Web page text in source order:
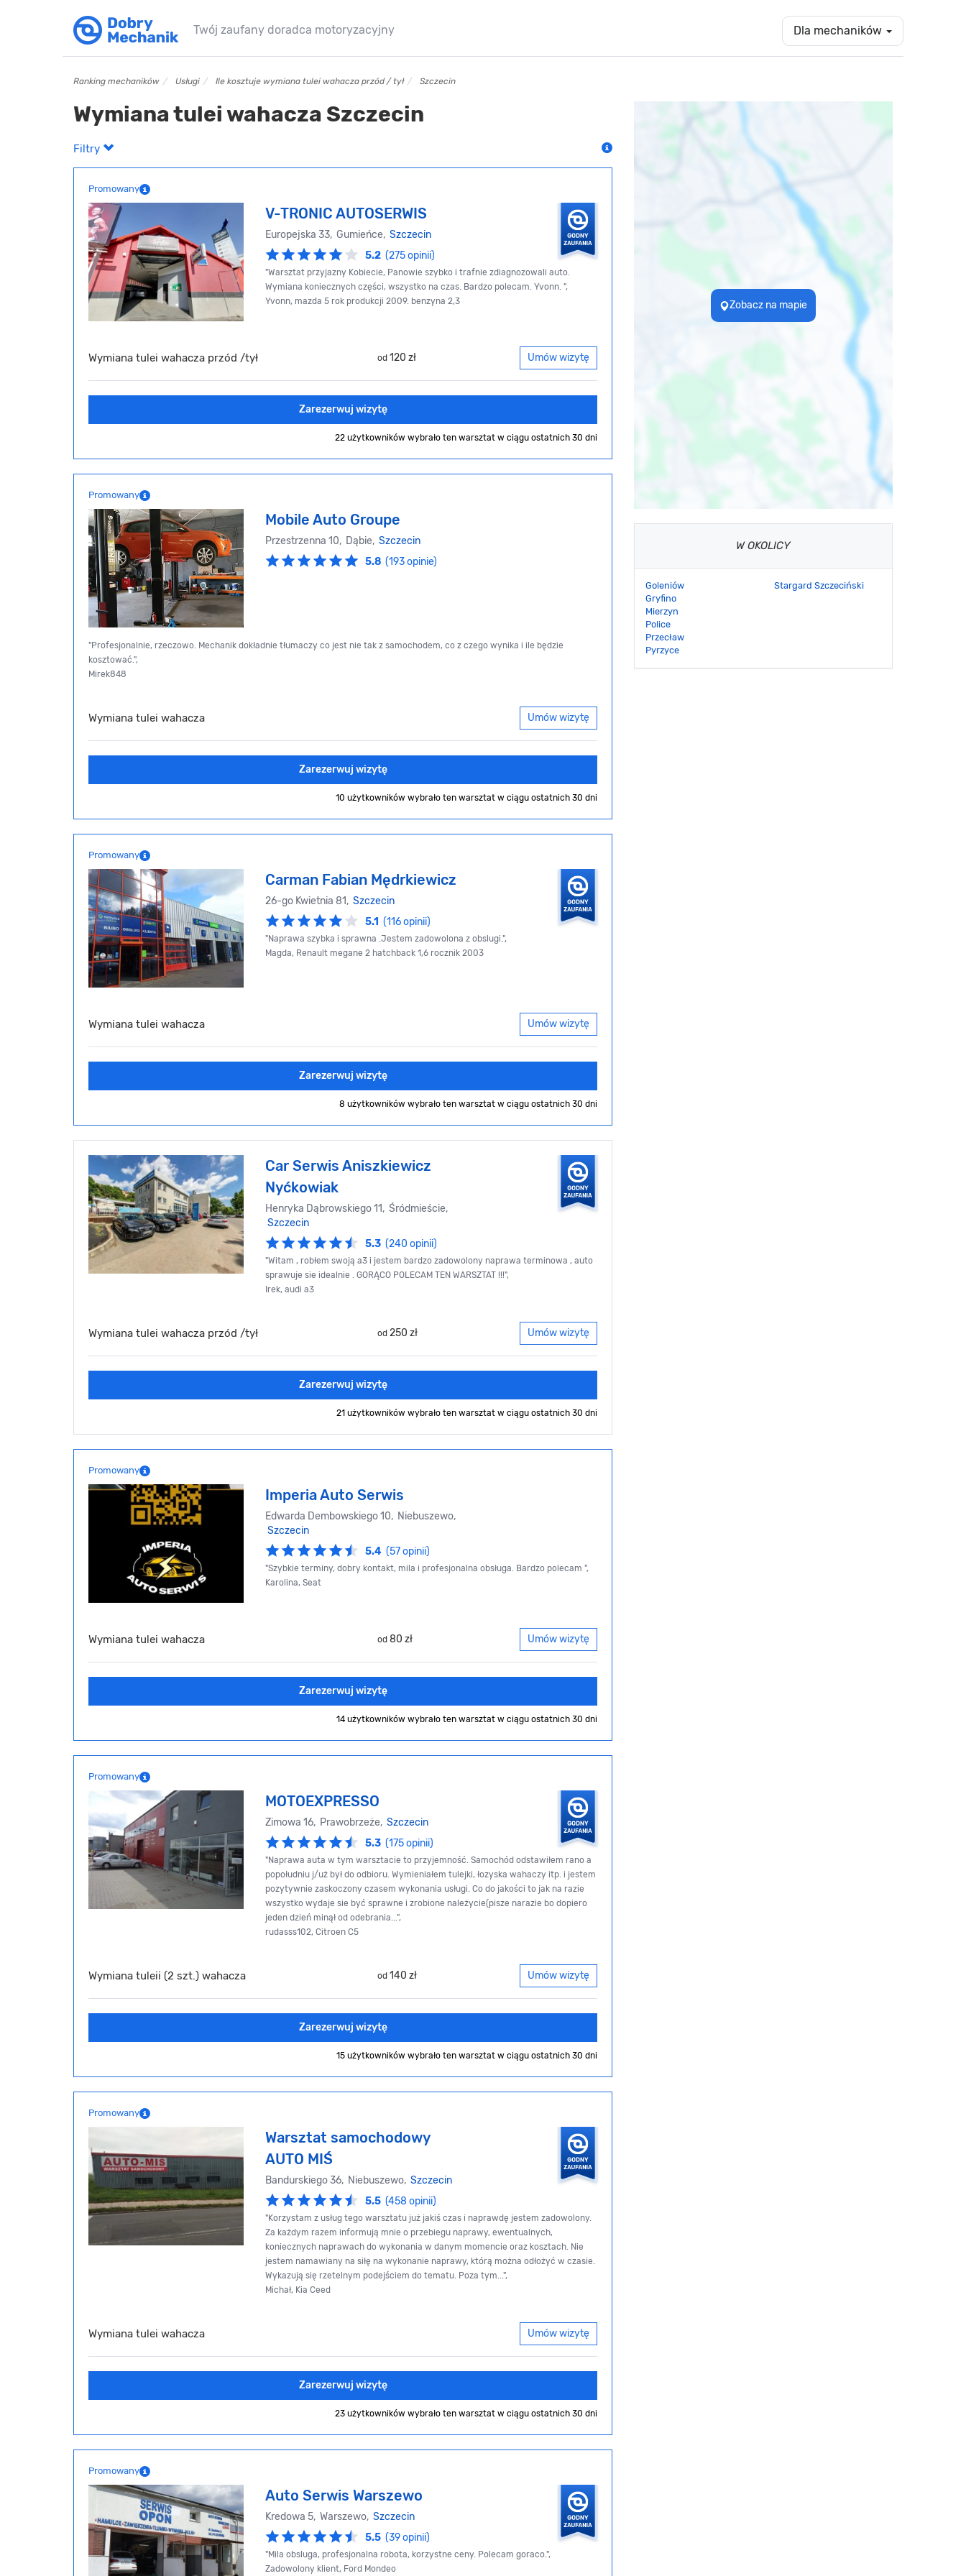
Twój zaufany doradca motoryzacyjny Dla mechaników
Ranking mechaników Usługi Ile kosztuje wymiana tulei wahacza przód / tył Szczecin
Wymiana tulei wahacza Szczecin
Filtry
Promowany
V-TRONIC AUTOSERWIS
Europejska 33, Gumieńce, Szczecin
5.2 (275 opinii)
"Warsztat przyjazny Kobiecie, Panowie szybko i trafnie zdiagnozowali auto.
Wymiana koniecznych części, wszystko na czas. Bardzo polecam. Yvonn. ",
Yvonn, mazda 5 rok produkcji 2009. benzyna 2,3
Wymiana tulei wahacza przód /tył od 120 zł Umów wizytę
Zarezerwuj wizytę
22 użytkowników wybrało ten warsztat w ciągu ostatnich 30 dni
Promowany
Mobile Auto Groupe
Przestrzenna 10, Dąbie, Szczecin
5.8 (193 opinie)
"Profesjonalnie, rzeczowo. Mechanik dokładnie tłumaczy co jest nie tak z samochodem, co z czego wynika i ile będzie
kosztować.",
Mirek848
Wymiana tulei wahacza Umów wizytę
Zarezerwuj wizytę
10 użytkowników wybrało ten warsztat w ciągu ostatnich 30 dni
Promowany
Carman Fabian Mędrkiewicz
26-go Kwietnia 81, Szczecin
5.1 (116 opinii)
"Naprawa szybka i sprawna .Jestem zadowolona z obslugi.",
Magda, Renault megane 2 hatchback 1,6 rocznik 2003
Wymiana tulei wahacza Umów wizytę
Zarezerwuj wizytę
8 użytkowników wybrało ten warsztat w ciągu ostatnich 30 dni
Car Serwis Aniszkiewicz
Nyćkowiak
Henryka Dąbrowskiego 11, Śródmieście,
Szczecin
5.3 (240 opinii)
"Witam , robłem swoją a3 i jestem bardzo zadowolony naprawa terminowa , auto
sprawuje sie idealnie . GORĄCO POLECAM TEN WARSZTAT !!!",
Irek, audi a3
Wymiana tulei wahacza przód /tył od 250 zł Umów wizytę
Zarezerwuj wizytę
21 użytkowników wybrało ten warsztat w ciągu ostatnich 30 dni
Promowany
Imperia Auto Serwis
Edwarda Dembowskiego 10, Niebuszewo,
Szczecin
5.4 (57 opinii)
"Szybkie terminy, dobry kontakt, mila i profesjonalna obsługa. Bardzo polecam ",
Karolina, Seat
Wymiana tulei wahacza od 80 zł Umów wizytę
Zarezerwuj wizytę
14 użytkowników wybrało ten warsztat w ciągu ostatnich 30 dni
Promowany
MOTOEXPRESSO
Zimowa 16, Prawobrzeże, Szczecin
5.3 (175 opinii)
"Naprawa auta w tym warsztacie to przyjemność. Samochód odstawiłem rano a
popołudniu j/uż był do odbioru. Wymieniałem tulejki, łozyska wahaczy itp. i jestem
pozytywnie zaskoczony czasem wykonania usługi. Co do jakości to jak na razie
wszystko wydaje sie być sprawne i zrobione należycie(pisze narazie bo dopiero
jeden dzień minął od odebrania...",
rudasss102, Citroen C5
Wymiana tuleii (2 szt.) wahacza od 140 zł Umów wizytę
Zarezerwuj wizytę
15 użytkowników wybrało ten warsztat w ciągu ostatnich 30 dni
Promowany
Warsztat samochodowy
AUTO MIŚ
Bandurskiego 36, Niebuszewo, Szczecin
5.5 (458 opinii)
"Korzystam z usług tego warsztatu już jakiś czas i naprawdę jestem zadowolony.
Za każdym razem informują mnie o przebiegu naprawy, ewentualnych,
koniecznych naprawach do wykonania w danym momencie oraz kosztach. Nie
jestem namawiany na siłę na wykonanie naprawy, którą można odłożyć w czasie.
Wykazują się rzetelnym podejściem do tematu. Poza tym...",
Michał, Kia Ceed
Wymiana tulei wahacza Umów wizytę
Zarezerwuj wizytę
23 użytkowników wybrało ten warsztat w ciągu ostatnich 30 dni
Promowany
Auto Serwis Warszewo
Kredowa 5, Warszewo, Szczecin
5.5 (39 opinii)
"Mila obsluga, profesjonalna robota, korzystne ceny. Polecam goraco.",
Zadowolony klient, Ford Mondeo
Zobacz na mapie
W OKOLICY
Goleniów
Gryfino
Mierzyn
Police
Przecław
Pyrzyce
Stargard Szczeciński